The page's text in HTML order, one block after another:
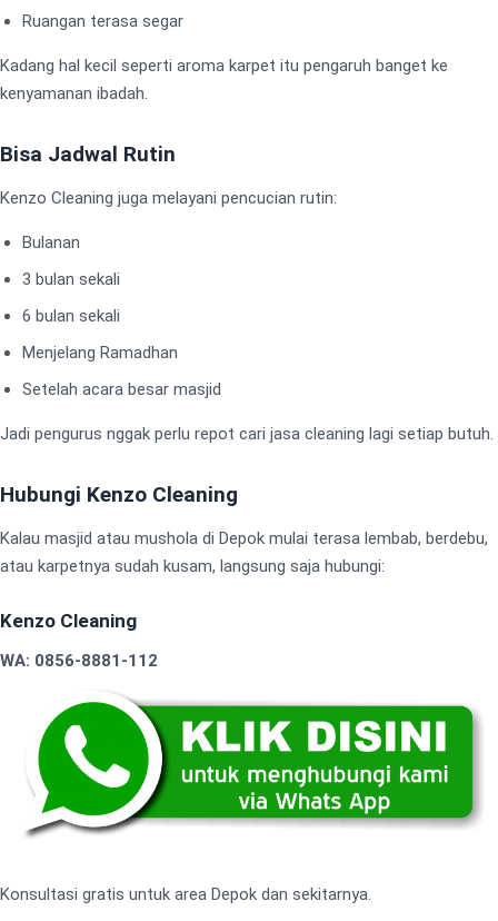
Ruangan terasa segar
Kadang hal kecil seperti aroma karpet itu pengaruh banget ke
kenyamanan ibadah.
Bisa Jadwal Rutin
Kenzo Cleaning juga melayani pencucian rutin:
Bulanan
3 bulan sekali
6 bulan sekali
Menjelang Ramadhan
Setelah acara besar masjid
Jadi pengurus nggak perlu repot cari jasa cleaning lagi setiap butuh.
Hubungi Kenzo Cleaning
Kalau masjid atau mushola di Depok mulai terasa lembab, berdebu,
atau karpetnya sudah kusam, langsung saja hubungi:
Kenzo Cleaning
WA: 0856-8881-112
Konsultasi gratis untuk area Depok dan sekitarnya.